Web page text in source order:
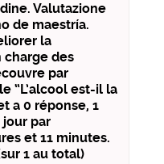
Valutazione
de maestría.
la
charge des
par
“L’alcool est-il la
a 0 réponse, 1
jour par
et 11 minutes.
1 au total)